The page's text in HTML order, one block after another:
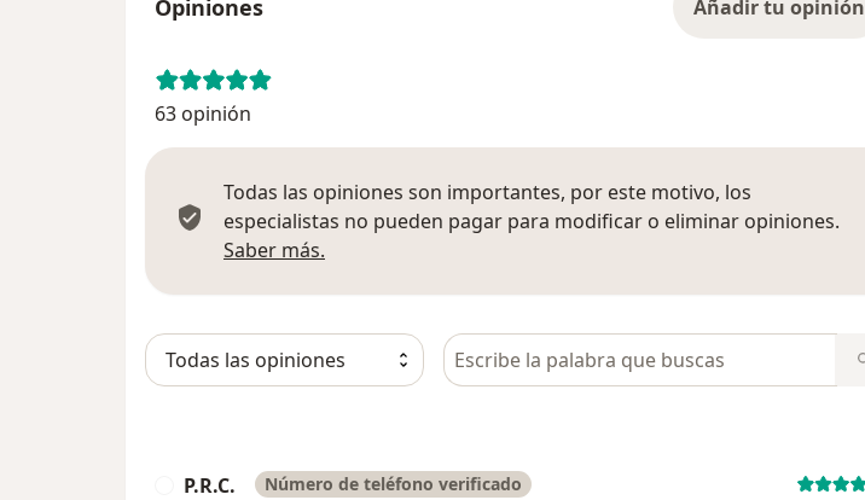
Opiniones Añadir tu opinión
63 opinión
Todas las opiniones son importantes, por este motivo, los
especialistas no pueden pagar para modificar o eliminar opiniones.
Saber más.
Busca en opiniones
P.R.C. Número de teléfono verificado